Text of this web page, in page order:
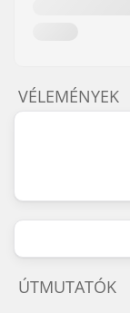
VÉLEMÉNYEK
ÚTMUTATÓK